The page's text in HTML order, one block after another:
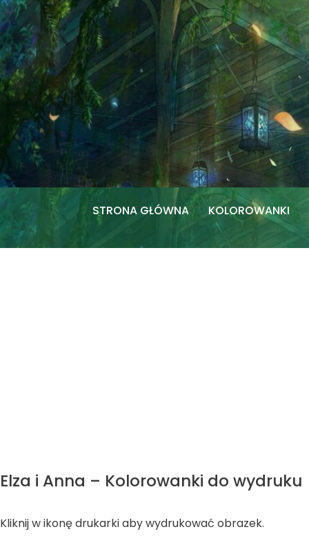
Przejdź
do
treści
STRONA GŁÓWNA KOLOROWANKI
Elza i Anna – Kolorowanki do wydruku
Kliknij w ikonę drukarki aby wydrukować obrazek.